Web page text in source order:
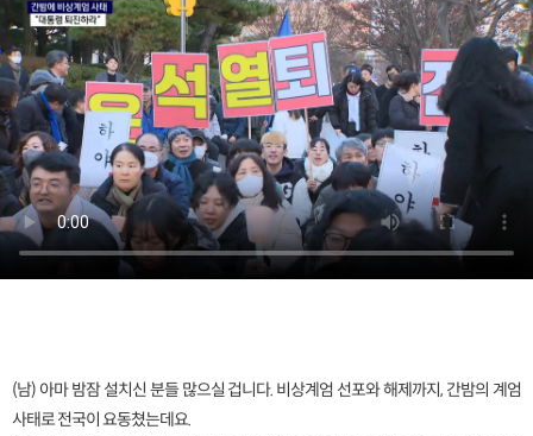
(남) 아마 밤잠 설치신 분들 많으실 겁니다. 비상계엄 선포와 해제까지, 간밤의 계엄
사태로 전국이 요동쳤는데요.